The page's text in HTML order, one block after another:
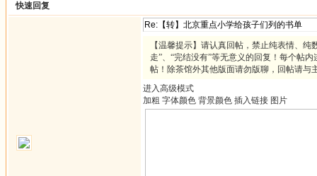
快速回复
【温馨提示】请认真回帖，禁止纯表情、
走”、“完结没有”等无意义的回复！每个帖
帖！除茶馆外其他版面请勿版聊，回帖请与
进入高级模式
加粗 字体颜色 背景颜色 插入链接 图片